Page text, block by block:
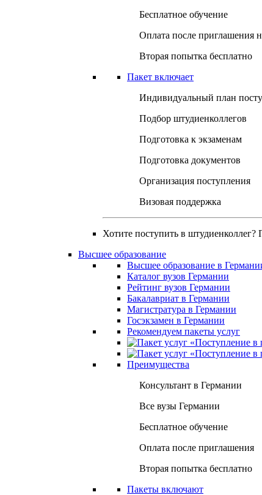
Бесплатное обучение
Оплата после приглашения
Вторая попытка бесплатно
Пакет включает
Индивидуальный план
Подбор штудиенколлегов
Подготовка к экзаменам
Подготовка документов
Организация поступления
Визовая поддержка
Хотите поступить в
Высшее образование
Высшее образование в
Каталог вузов Германии
Рейтинг вузов Германии
Бакалавриат в Германии
Магистратура в Германии
Госэкзамен в Германии
Рекомендуем пакеты услуг
Преимущества
Консультант в Германии
Все вузы Германии
Бесплатное обучение
Оплата после приглашения
Вторая попытка бесплатно
Пакеты включают